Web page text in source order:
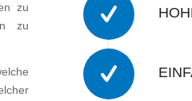
zu
zu